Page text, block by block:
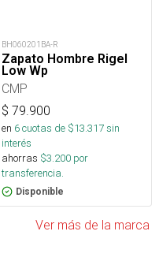
BH060201BA-R
Zapato Hombre Rigel
Low Wp
CMP
$ 79.900
en 6cuotas de $13.317sin
interés
ahorras $3.200 por
transferencia.
Disponible
Ver más de la marca